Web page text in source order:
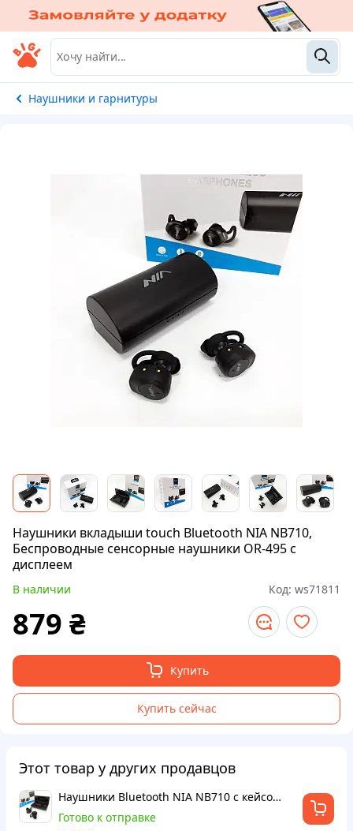
Наушники и гарнитуры
Наушники вкладыши touch Bluetooth NIA NB710,
Беспроводные сенсорные наушники OR-495 с
дисплеем
В наличии Код: ws71811
879 ₴
Купить
Купить сейчас
Этот товар у других продавцов
Наушники Bluetooth NIA NB710 с кейсом черные беспроводные, Наушники для тренировок сенсорные беспроводные
Готово к отправке